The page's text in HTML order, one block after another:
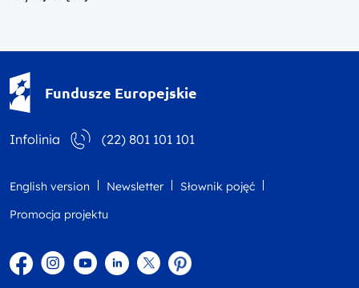
Fundusze Europejskie
Infolinia (22) 801 101 101
English version Newsletter
Słownik pojęć
Promocja projektu
FacebookInstagram
YouTubeLinkedintwitterPinterest